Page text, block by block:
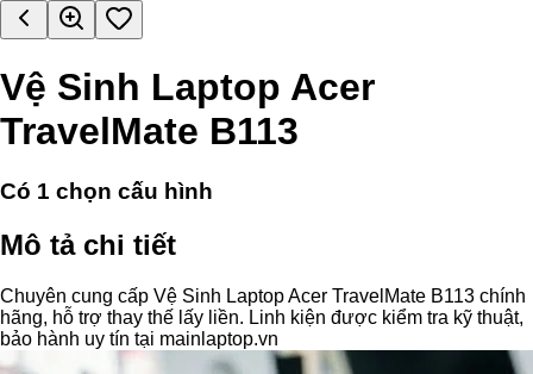
Vệ Sinh Laptop Acer
TravelMate B113
Có 1 chọn cấu hình
Mô tả chi tiết
Chuyên cung cấp Vệ Sinh Laptop Acer TravelMate B113 chính
hãng, hỗ trợ thay thế lấy liền. Linh kiện được kiểm tra kỹ thuật,
bảo hành uy tín tại mainlaptop.vn